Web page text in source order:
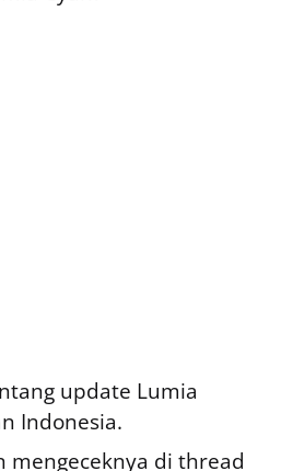
update Lumia
Indonesia.
mengeceknya di thread